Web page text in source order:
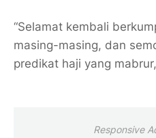
“Selamat kembali
masing-masing, dan
predikat haji yang
Responsive